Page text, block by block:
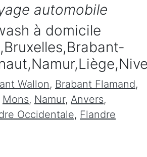
automobile
à domicile
Wallon, Brabant Flamand,
Mons, Namur, Anvers,
Occidentale, Flandre